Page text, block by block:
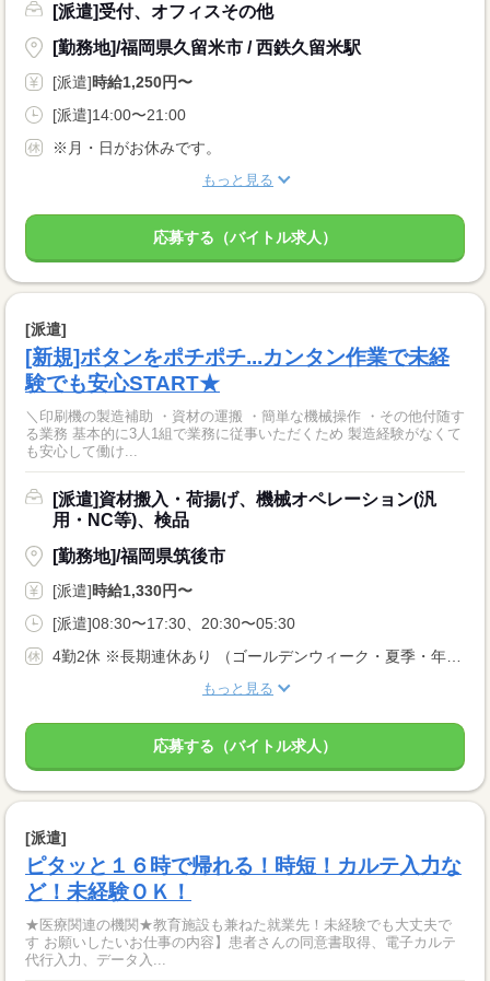
[派遣]受付、オフィスその他
[勤務地]/福岡県久留米市 / 西鉄久留米駅
[派遣]時給1,250円〜
[派遣]14:00〜21:00
※月・日がお休みです。
もっと見る
応募する（バイトル求人）
[派遣]
[新規]ボタンをポチポチ...カンタン作業で未経
験でも安心START★
＼印刷機の製造補助 ・資材の運搬 ・簡単な機械操作 ・その他付随す
る業務 基本的に3人1組で業務に従事いただくため 製造経験がなくて
も安心して働け...
[派遣]資材搬入・荷揚げ、機械オペレーション(汎
用・NC等)、検品
[勤務地]/福岡県筑後市
[派遣]時給1,330円〜
[派遣]08:30〜17:30、20:30〜05:30
もっと見る
応募する（バイトル求人）
[派遣]
ピタッと１６時で帰れる！時短！カルテ入力な
ど！未経験ＯＫ！
★医療関連の機関★教育施設も兼ねた就業先！未経験でも大丈夫で
す お願いしたいお仕事の内容】患者さんの同意書取得、電子カルテ
代行入力、データ入...